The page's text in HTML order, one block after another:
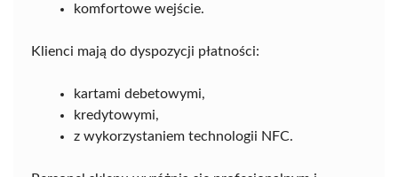
komfortowe wejście.
Klienci mają do dyspozycji płatności:
kartami debetowymi,
kredytowymi,
z wykorzystaniem technologii NFC.